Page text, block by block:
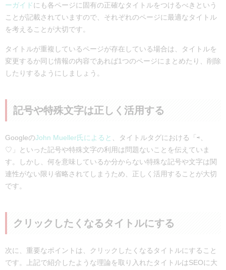
ーガイドにも各ページに固有の正確なタイトルをつけるべきという
ことが記載されていますので、それぞれのページに最適なタイトル
を考えることが大切です。
タイトルが重複しているページが存在している場合は、タイトルを
変更するか同じ情報の内容であれば1つのページにまとめたり、削除
したりするようにしましょう。
記号や特殊文字は正しく活用する
GoogleのJohn Mueller氏によると 、タイトルタグにおける「⇨、
♡」といった記号や特殊文字の利用は問題ないことを伝えていま
す。しかし、何を意味しているか分からない特殊な記号や文字は関
連性がない限り省略されてしまうため、正しく活用することが大切
です。
クリックしたくなるタイトルにする
次に、重要なポイントは、クリックしたくなるタイトルにすること
です。上記で紹介したような理論を取り入れたタイトルはSEOに大